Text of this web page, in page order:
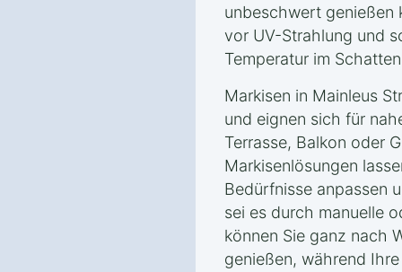
unbeschwert genießen
vor UV-Strahlung und
Temperatur im
Markisen in Mainleus
und eignen sich für
Terrasse, Balkon oder
Markisenlösungen
Bedürfnisse anpassen
sei es durch manuelle
können Sie ganz nach
genießen, während